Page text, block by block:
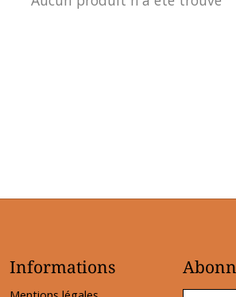
Informations